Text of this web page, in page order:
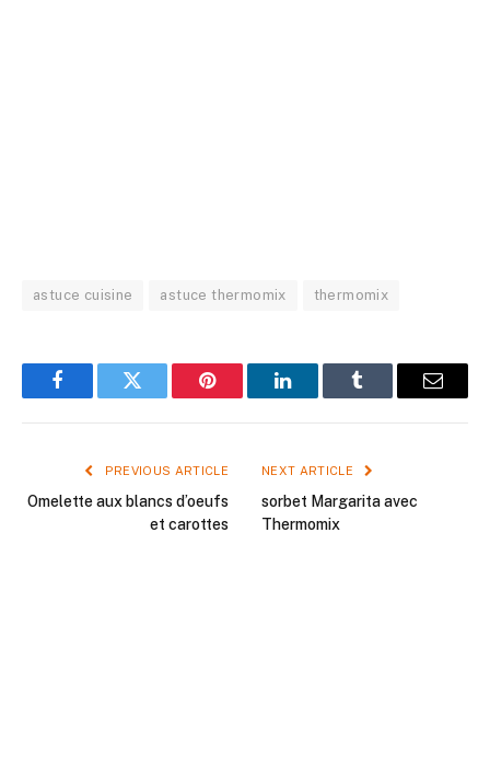
astuce cuisine astuce thermomix thermomix
FacebookTwitter Pinterest LinkedInTumblr Email
PREVIOUS ARTICLE
Omelette aux blancs d’oeufs
et carottes
NEXT ARTICLE
sorbet Margarita avec
Thermomix